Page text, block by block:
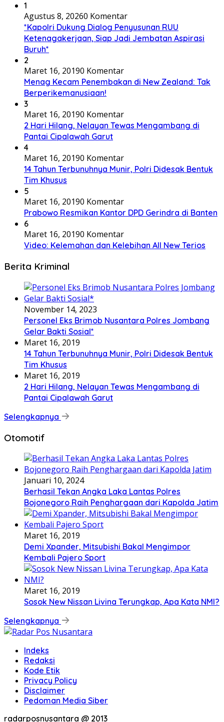
1
Agustus 8, 20260 Komentar
*Kapolri Dukung Dialog Penyusunan RUU
Ketenagakerjaan, Siap Jadi Jembatan Aspirasi
Buruh*
2
Maret 16, 20190 Komentar
Menag Kecam Penembakan di New Zealand: Tak
Berperikemanusiaan!
3
Maret 16, 20190 Komentar
2 Hari Hilang, Nelayan Tewas Mengambang di
Pantai Cipalawah Garut
4
Maret 16, 20190 Komentar
14 Tahun Terbunuhnya Munir, Polri Didesak Bentuk
Tim Khusus
5
Maret 16, 20190 Komentar
Prabowo Resmikan Kantor DPD Gerindra di Banten
6
Maret 16, 20190 Komentar
Video: Kelemahan dan Kelebihan All New Terios
Berita Kriminal
November 14, 2023
Personel Eks Brimob Nusantara Polres Jombang
Gelar Bakti Sosial*
Maret 16, 2019
14 Tahun Terbunuhnya Munir, Polri Didesak Bentuk
Tim Khusus
Maret 16, 2019
2 Hari Hilang, Nelayan Tewas Mengambang di
Pantai Cipalawah Garut
Selengkapnya
Otomotif
Januari 10, 2024
Berhasil Tekan Angka Laka Lantas Polres
Bojonegoro Raih Penghargaan dari Kapolda Jatim
Maret 16, 2019
Demi Xpander, Mitsubishi Bakal Mengimpor
Kembali Pajero Sport
Maret 16, 2019
Sosok New Nissan Livina Terungkap, Apa Kata NMI?
Selengkapnya
Indeks
Redaksi
Kode Etik
Privacy Policy
Disclaimer
Pedoman Media Siber
radarposnusantara @ 2013